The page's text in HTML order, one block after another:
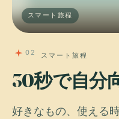
02 スマート旅程
30秒で自分
好きなもの、使える
スマート旅程